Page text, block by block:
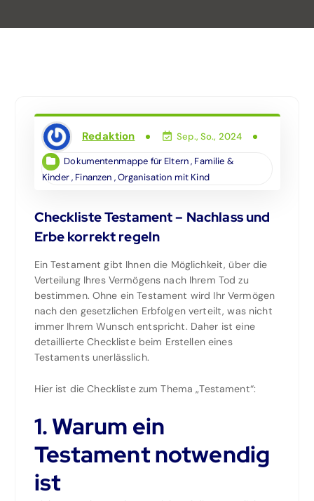
Redaktion Sep., So., 2024
Dokumentenmappe für Eltern, Familie &
Kinder, Finanzen ,Organisation mit Kind
Checkliste Testament – Nachlass und
Erbe korrekt regeln
Ein Testament gibt Ihnen die Möglichkeit, über die
Verteilung Ihres Vermögens nach Ihrem Tod zu
bestimmen. Ohne ein Testament wird Ihr Vermögen
nach den gesetzlichen Erbfolgen verteilt, was nicht
immer Ihrem Wunsch entspricht. Daher ist eine
detaillierte Checkliste beim Erstellen eines
Testaments unerlässlich.
Hier ist die Checkliste zum Thema „Testament“:
1. Warum ein
Testament notwendig
ist